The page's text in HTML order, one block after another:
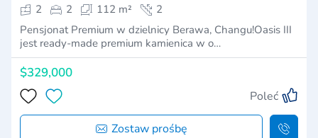
2
2 112 m²
2
Pensjonat Premium w dzielnicy Berawa, Changu!Oasis III
jest ready-made premium kamienica w o…
$329,000
Poleć
Zostaw prośbę